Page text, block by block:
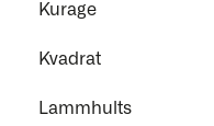
Kurage
Kvadrat
Lammhults